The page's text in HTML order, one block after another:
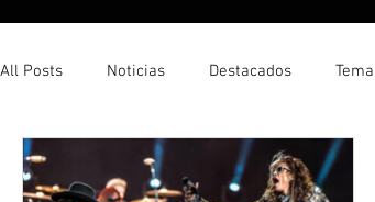
All Posts Noticias Destacados
Sólo Tránsito Local Reportajes